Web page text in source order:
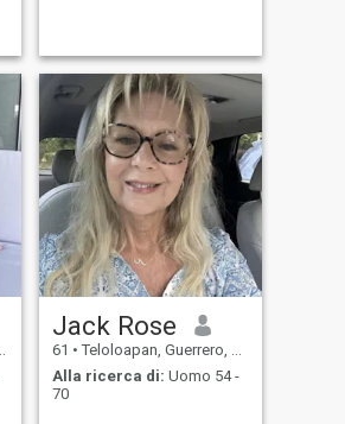
Jack Rose
61 • Teloloapan, Guerrero, Messico
Alla ricerca di: Uomo 54 -
70